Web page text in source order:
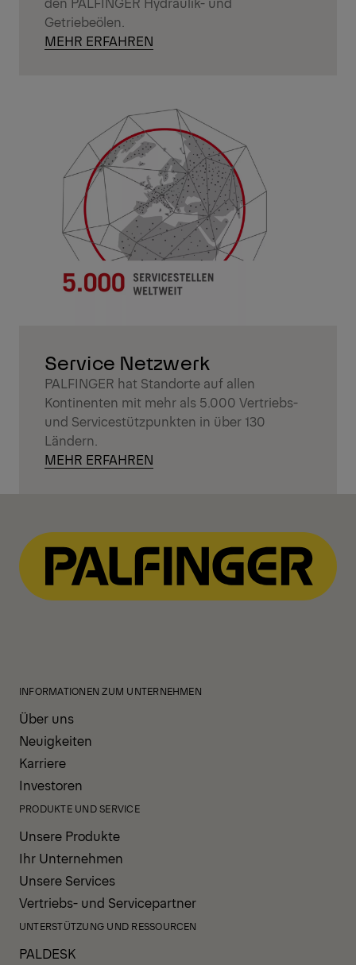
Getriebeölen.
MEHR ERFAHREN
Service Netzwerk
PALFINGER hat Standorte auf allen
Kontinenten mit mehr als 5.000 Vertriebs-
und Servicestützpunkten in über 130
Ländern.
MEHR ERFAHREN
INFORMATIONEN ZUM UNTERNEHMEN
Über uns
Neuigkeiten
Karriere
Investoren
PRODUKTE UND SERVICE
Unsere Produkte
Ihr Unternehmen
Unsere Services
Vertriebs- und Servicepartner
UNTERSTÜTZUNG UND RESSOURCEN
PALDESK